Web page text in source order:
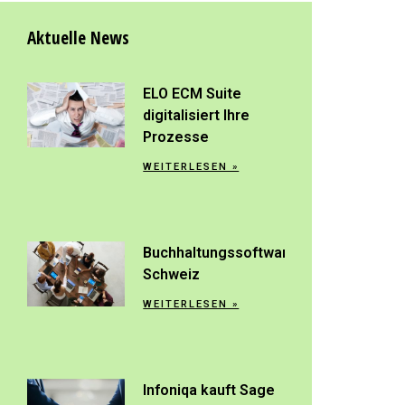
Aktuelle News
ELO ECM Suite
digitalisiert Ihre
Prozesse
WEITERLESEN »
Buchhaltungssoftware
Schweiz
WEITERLESEN »
Infoniqa kauft Sage